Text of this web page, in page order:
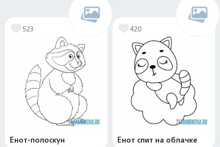
523
Енот-полоскун
420
Енот спит на облачке